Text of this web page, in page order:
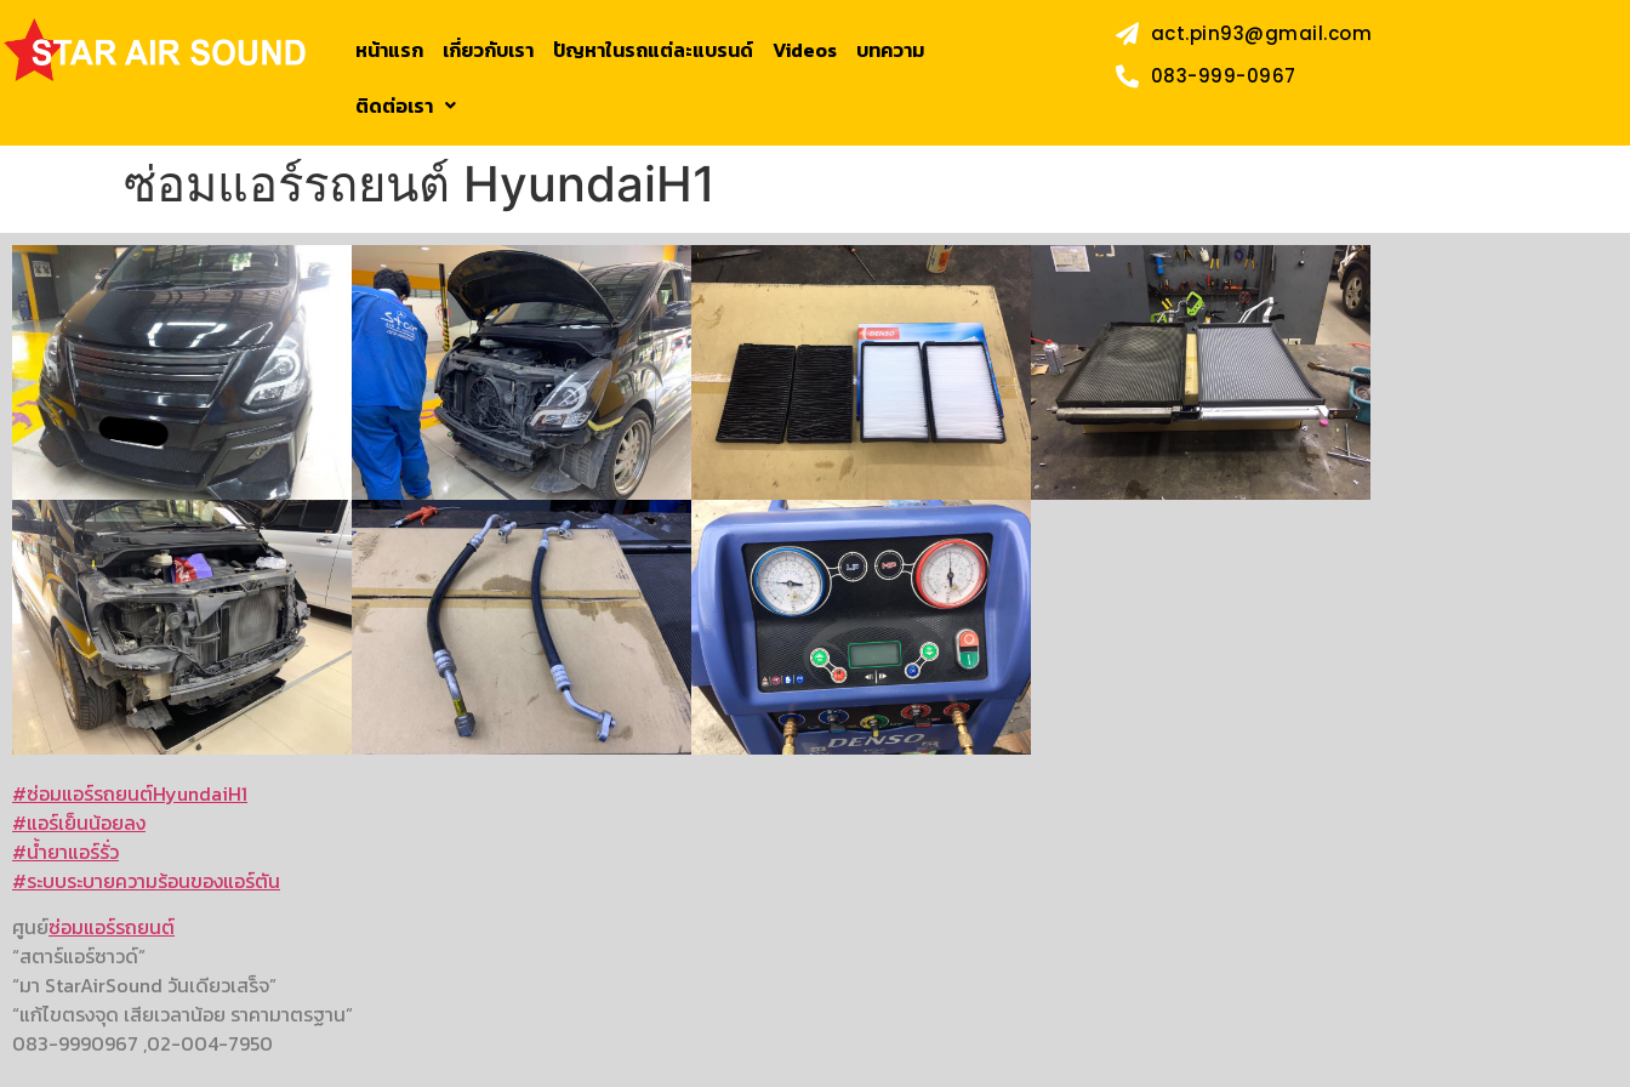
หน้าแรก เกี่ยวกับเรา ปัญหาในรถแต่ละแบรนด์ Videos
บทความ
ติดต่อเรา
act.pin93@gmail.com
083-999-0967
ซ่อมแอร์รถยนต์ HyundaiH1
#ซ่อมแอร์รถยนต์HyundaiH1
#แอร์เย็นน้อยลง
#น้ำยาแอร์รั่ว
#ระบบระบายความร้อนของแอร์ตัน
ศูนย์ซ่อมแอร์รถยนต์
“สตาร์แอร์ซาวด์”
“มา StarAirSound วันเดียวเสร็จ”
“แก้ไขตรงจุด เสียเวลาน้อย ราคามาตรฐาน”
083-9990967 ,02-004-7950